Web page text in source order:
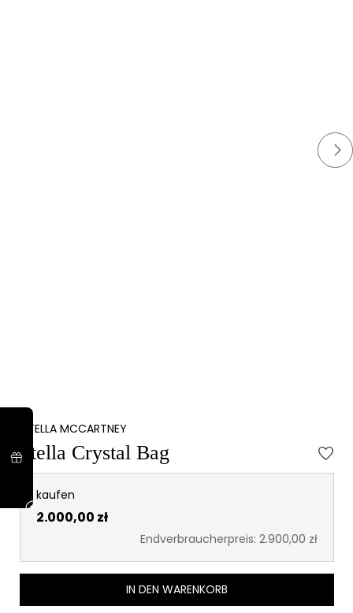
STELLA MCCARTNEY
Stella Crystal Bag
kaufen
2.000,00 zł
Endverbraucherpreis: 2.900,00 zł
IN DEN WARENKORB